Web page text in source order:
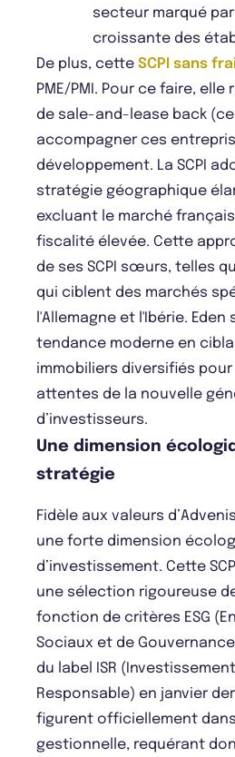
secteur marqué
croissante des
De plus, cette SCPI sans
PME/PMI. Pour ce faire,
de sale-and-lease back
accompagner ces
développement. La SCPI
stratégie géographique
excluant le marché
fiscalité élevée. Cette
de ses SCPI sœurs, telles
qui ciblent des marchés
l'Allemagne et l'Ibérie. Eden
tendance moderne en
immobiliers diversifiés
attentes de la nouvelle
d’investisseurs.
Une dimension
stratégie
Fidèle aux valeurs
une forte dimension
d’investissement. Cette
une sélection rigoureuse
fonction de critères ESG
Sociaux et de
du label ISR
Responsable) en janvier
figurent officiellement
gestionnelle, requérant